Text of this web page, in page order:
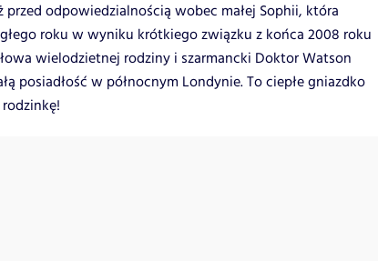
przed odpowiedzialnością wobec małej Sophii, która
roku w wyniku krótkiego związku z końca 2008 roku
wielodzietnej rodziny i szarmancki Doktor Watson
posiadłość w północnym Londynie. To ciepłe gniazdko